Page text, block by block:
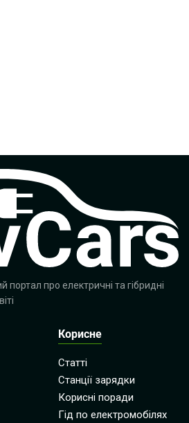
портал про електричні та гібридні
Корисне
Статті
Станції зарядки
Корисні поради
Гід по електромобілях